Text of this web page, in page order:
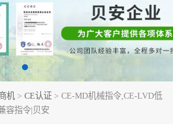
机 > CE认证 > CE-MD机械指令,CE-LVD低
容指令|贝安
ISO13485认证
CCC认证